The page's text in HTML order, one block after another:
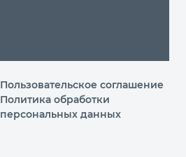
Пользовательское соглашение
Политика обработки
персональных данных